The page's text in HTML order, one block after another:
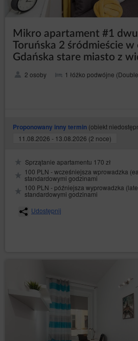
Mikro apartament #1
Toruńska 2 śródmieście w
Gdańska stare miasto z
2 osoby 1 łóżko podwójne
Proponowany inny termin (obiekt
11.08.2026 - 13.08.2026 (2 noce)
Sprzątanie apartamentu 170 zł
100 PLN - wcześniejsza wprowadzka
standardowymi godzinami
100 PLN - późniejsza wyprowadzka
standardowymi godzinami
Udostępnij